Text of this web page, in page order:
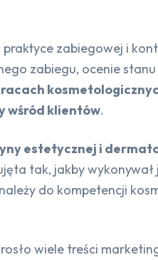
zabiegowej i
zabiegu, ocenie
wśród klientów.
estetycznej i
tak, jakby
do kompetencji
wiele treści